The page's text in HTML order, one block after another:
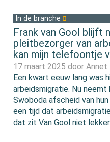
In de branche
Frank van Gool blijft
pleitbezorger van
kan mijn telefoontje
17 maart 2025 doorAnnet
Een kwart eeuw lang was
arbeidsmigratie. Nu
Swoboda afscheid van
een tijd dat
dat zit Van Gool niet lekker.